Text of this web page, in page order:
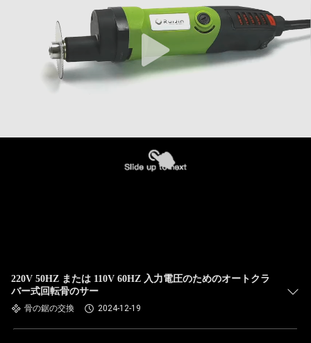
220V 50HZ または 110V 60HZ 入力電圧のためのオートクラ
バー式回転骨のサー
骨の鋸の交換 2024-12-19